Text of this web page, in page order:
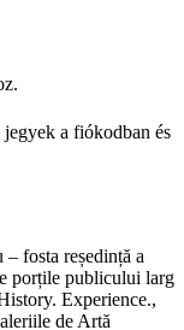
a fiókodban és
– fosta reședință a
porțile publicului larg
Experience.,
de Artă